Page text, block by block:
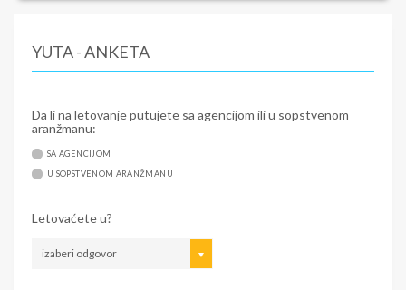
YUTA - ANKETA
Da li na letovanje putujete sa agencijom ili u sopstvenom
aranžmanu:
SA AGENCIJOM
U SOPSTVENOM ARANŽMANU
Letovaćete u?
izaberi odgovor